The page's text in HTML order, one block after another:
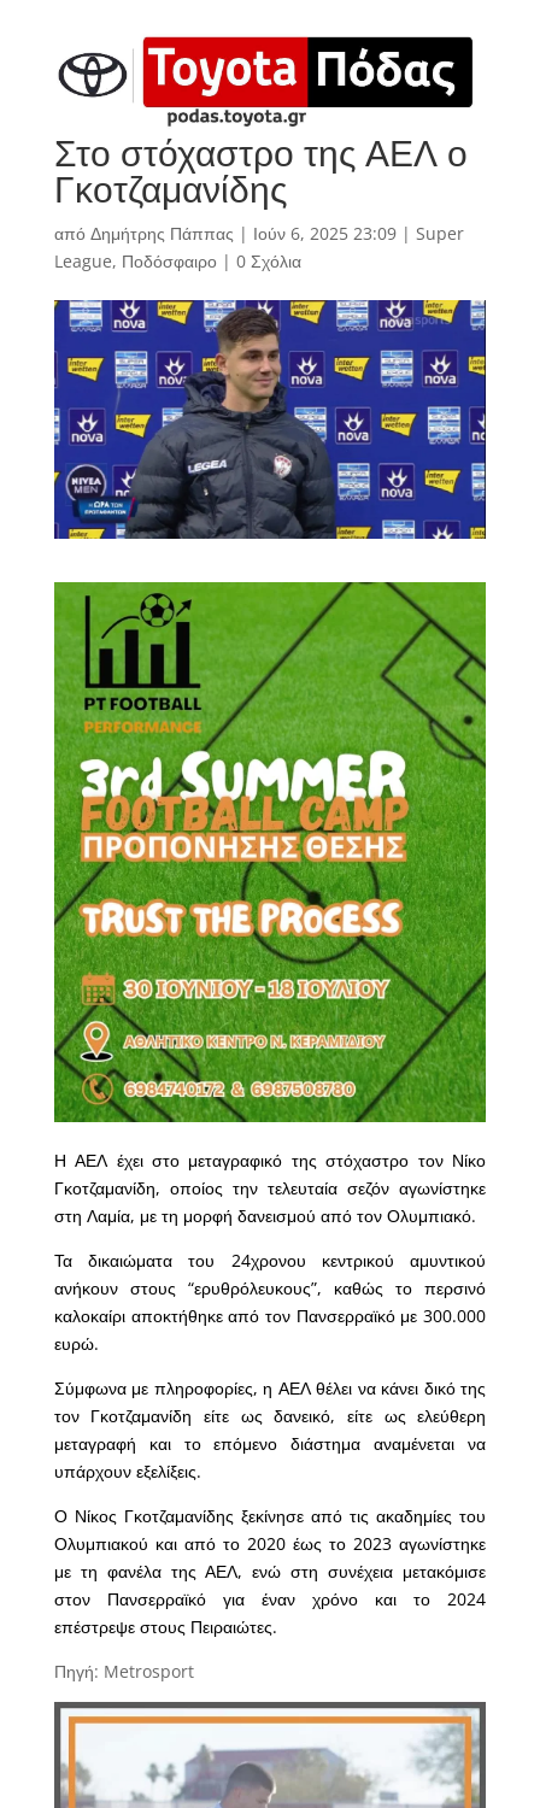
Στο στόχαστρο της ΑΕΛ ο
Γκοτζαμανίδης
από Δημήτρης Πάππας | Ιούν 6, 2025 23:09| Super
League, Ποδόσφαιρο| 0 Σχόλια
Η ΑΕΛ έχει στο μεταγραφικό της στόχαστρο τον Νίκο
Γκοτζαμανίδη, οποίος την τελευταία σεζόν αγωνίστηκε
στη Λαμία, με τη μορφή δανεισμού από τον Ολυμπιακό.
Τα δικαιώματα του 24χρονου κεντρικού αμυντικού
ανήκουν στους “ερυθρόλευκους”, καθώς το περσινό
καλοκαίρι αποκτήθηκε από τον Πανσερραϊκό με 300.000
ευρώ.
Σύμφωνα με πληροφορίες, η ΑΕΛ θέλει να κάνει δικό της
τον Γκοτζαμανίδη είτε ως δανεικό, είτε ως ελεύθερη
μεταγραφή και το επόμενο διάστημα αναμένεται να
υπάρχουν εξελίξεις.
Ο Νίκος Γκοτζαμανίδης ξεκίνησε από τις ακαδημίες του
Ολυμπιακού και από το 2020 έως το 2023 αγωνίστηκε
με τη φανέλα της ΑΕΛ, ενώ στη συνέχεια μετακόμισε
στον Πανσερραϊκό για έναν χρόνο και το 2024
επέστρεψε στους Πειραιώτες.
Πηγή: Metrosport